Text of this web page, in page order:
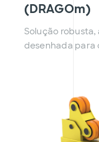
(DRAGOm)
Solução
desenhada para